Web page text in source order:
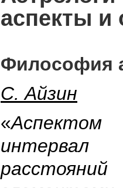
аспекты и
Философия
С. Айзин
«